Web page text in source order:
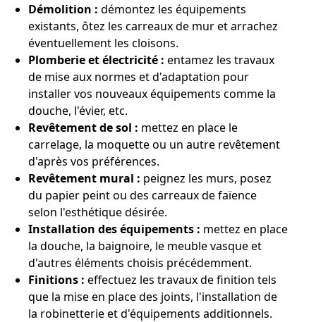
Démolition : démontez les équipements
existants, ôtez les carreaux de mur et arrachez
éventuellement les cloisons.
Plomberie et électricité : entamez les travaux
de mise aux normes et d'adaptation pour
installer vos nouveaux équipements comme la
douche, l'évier, etc.
Revêtement de sol : mettez en place le
carrelage, la moquette ou un autre revêtement
d'après vos préférences.
Revêtement mural : peignez les murs, posez
du papier peint ou des carreaux de faïence
selon l'esthétique désirée.
Installation des équipements : mettez en place
la douche, la baignoire, le meuble vasque et
d'autres éléments choisis précédemment.
Finitions : effectuez les travaux de finition tels
que la mise en place des joints, l'installation de
la robinetterie et d'équipements additionnels.